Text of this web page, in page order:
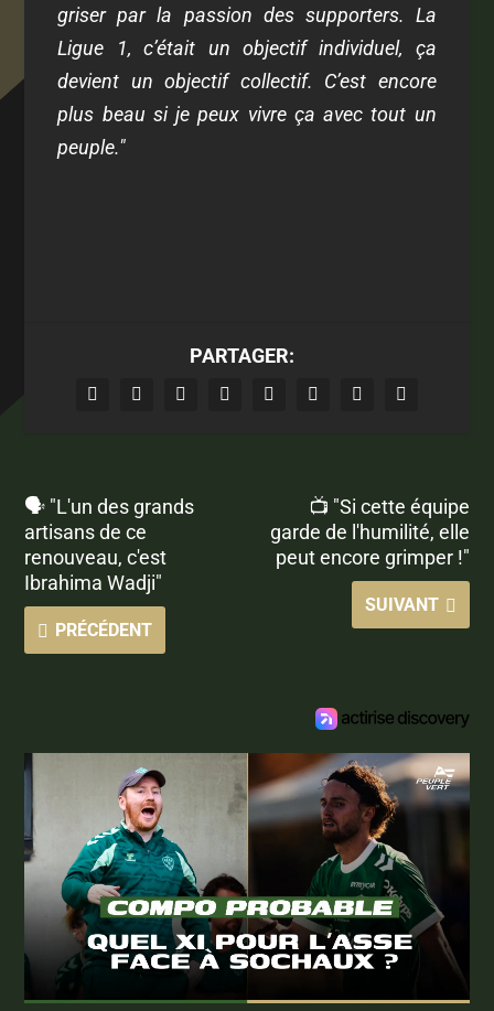
griser par la passion des supporters. La
Ligue 1, c’était un objectif individuel, ça
devient un objectif collectif. C’est encore
plus beau si je peux vivre ça avec tout un
peuple."
PARTAGER:
🗣 "L'un des grands
artisans de ce
renouveau, c'est
Ibrahima Wadji"
PRÉCÉDENT
📺 "Si cette équipe
garde de l'humilité, elle
peut encore grimper !"
SUIVANT